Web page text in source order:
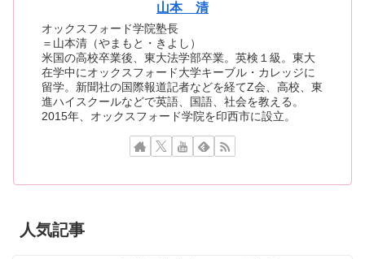
山本 清
オックスフォード学院塾長
＝山本清（やまもと・きよし）
米国の高校卒業後、東大法学部卒業。英検１級。東大
在学中にオックスフォード大学キーブル・カレッジに
留学。新聞社の国際報道記者などを経てZ会、高校、東
進ハイスクールなどで英語、国語、社会を教える。
2015年、オックスフォード学院を印西市に設立。
人気記事